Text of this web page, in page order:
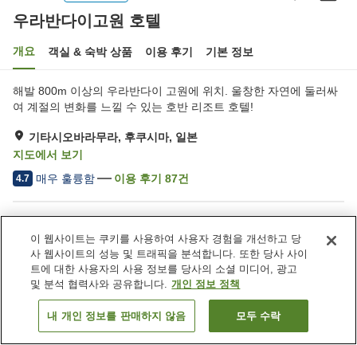
우라반다이고원 호텔
개요 객실 & 숙박 상품 이용 후기 기본 정보
해발 800m 이상의 우라반다이 고원에 위치. 울창한 자연에 둘러싸
여 계절의 변화를 느낄 수 있는 호반 리조트 호텔!
기타시오바라무라, 후쿠시마, 일본
지도에서 보기
4.7 매우 훌륭함 이용 후기 87건
주차장
레스토랑
라운지
바
객실 보기
이 웹사이트는 쿠키를 사용하여 사용자 경험을 개선하고 당
사 웹사이트의 성능 및 트래픽을 분석합니다. 또한 당사 사이
트에 대한 사용자의 사용 정보를 당사의 소셜 미디어, 광고
및 분석 협력사와 공유합니다. 개인 정보 정책
내 개인 정보를 판매하지 않음 모두 수락